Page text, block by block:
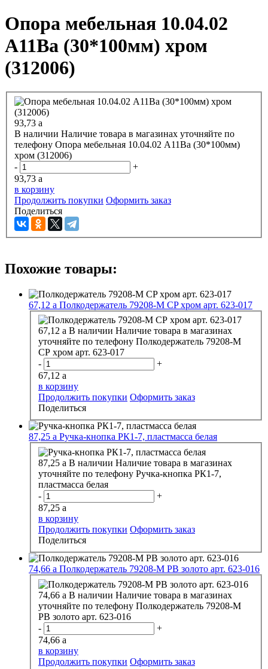
Опора мебельная 10.04.02
A11Ba (30*100мм) хром
(312006)
93,73 a
В наличии Наличие товара в магазинах уточняйте по
телефону Опора мебельная 10.04.02 A11Ba (30*100мм)
хром (312006)
-
+
93,73 a
в корзину
Продолжить покупки Оформить заказ
Поделиться
Похожие товары:
67,12 a Полкодержатель 79208-M CP хром арт. 623-017
67,12 a В наличии Наличие товара в магазинах
уточняйте по телефону Полкодержатель 79208-M
CP хром арт. 623-017
-
+
67,12 a
в корзину
Продолжить покупки Оформить заказ
Поделиться
87,25 a Ручка-кнопка РК1-7, пластмасса белая
87,25 a В наличии Наличие товара в магазинах
уточняйте по телефону Ручка-кнопка РК1-7,
пластмасса белая
-
+
87,25 a
в корзину
Продолжить покупки Оформить заказ
Поделиться
74,66 a Полкодержатель 79208-M PB золото арт. 623-016
74,66 a В наличии Наличие товара в магазинах
уточняйте по телефону Полкодержатель 79208-M
PB золото арт. 623-016
-
+
74,66 a
в корзину
Продолжить покупки Оформить заказ